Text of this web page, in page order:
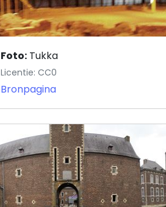
Foto: Tukka
Licentie: CC0
Bronpagina